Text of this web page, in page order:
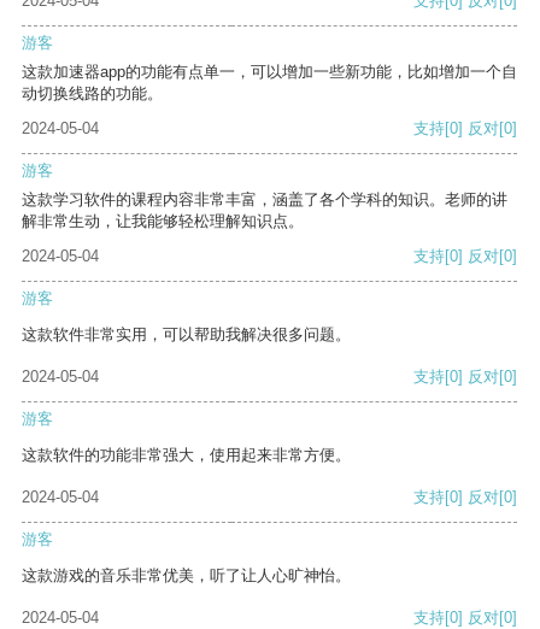
游客
这款加速器app的功能有点单一，可以增加一些新功能，比如增加一个自
动切换线路的功能。
2024-05-04
支持[0] 反对[0]
游客
这款学习软件的课程内容非常丰富，涵盖了各个学科的知识。老师的讲
解非常生动，让我能够轻松理解知识点。
2024-05-04
支持[0] 反对[0]
游客
这款软件非常实用，可以帮助我解决很多问题。
2024-05-04 支持[0] 反对[0]
游客
这款软件的功能非常强大，使用起来非常方便。
2024-05-04 支持[0] 反对[0]
游客
这款游戏的音乐非常优美，听了让人心旷神怡。
2024-05-04 支持[0] 反对[0]